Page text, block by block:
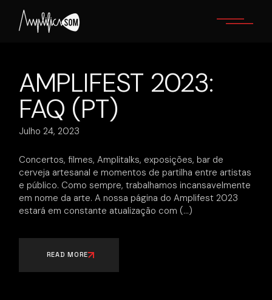
content
AMPLIFEST 2023:
FAQ (PT)
Julho 24, 2023
Concertos, filmes, Amplitalks, exposições, bar de
cerveja artesanal e momentos de partilha entre artistas
e público. Como sempre, trabalhamos incansavelmente
em nome da arte. A nossa página do Amplifest 2023
estará em constante atualização com
READ MORE